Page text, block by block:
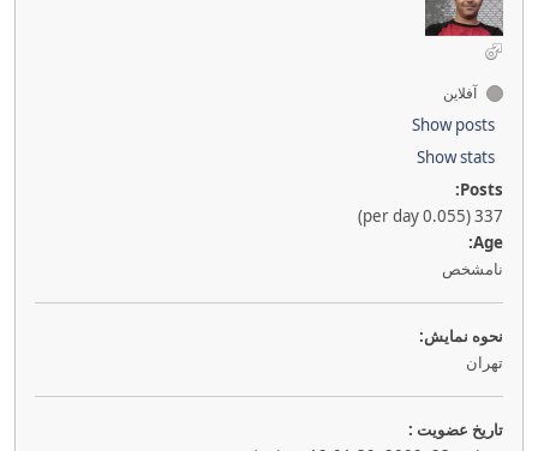
آفلاین
Show posts
Show stats
Posts:
337 (0.055 per day)
Age:
نامشخص
نحوه نمايش:
تهران
تاريخ عضويت :